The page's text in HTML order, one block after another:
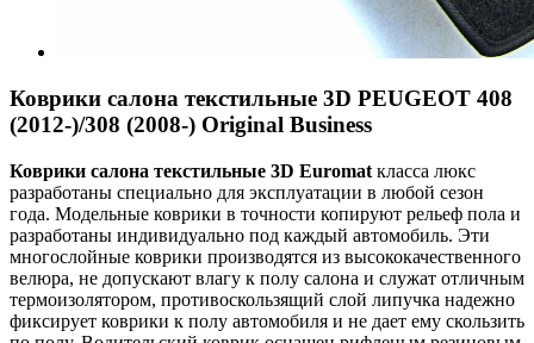
Коврики салона текстильные 3D PEUGEOT 408
(2012-)/308 (2008-) Original Business
Коврики салона текстильные 3D Euromat класса люкс
разработаны специально для эксплуатации в любой сезон
года. Модельные коврики в точности копируют рельеф пола и
разработаны индивидуально под каждый автомобиль. Эти
многослойные коврики производятся из высококачественного
велюра, не допускают влагу к полу салона и служат отличным
термоизолятором, противоскользящий слой липучка надежно
фиксирует коврики к полу автомобиля и не дает ему скользить